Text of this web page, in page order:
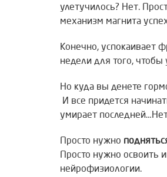
улетучилось? Нет.
механизм магнита
Конечно, успокаивает
недели для того,
Но куда вы денете
И все придется
умирает
Просто нужно
Просто нужно освоить
нейрофизиологии.